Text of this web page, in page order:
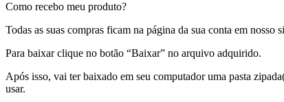
Como recebo meu produto?
Todas as suas compras ficam na página da sua conta em nosso
Para baixar clique no botão “Baixar” no arquivo adquirido.
Após isso, vai ter baixado em seu computador uma pasta
usar.